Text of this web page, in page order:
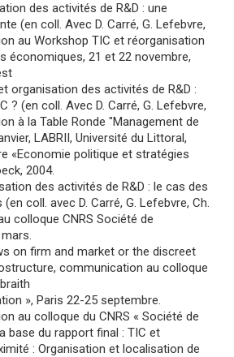
des activités de R&D : une
(en coll. Avec D. Carré, G. Lefebvre,
au Workshop TIC et réorganisation
économiques, 21 et 22 novembre,
organisation des activités de R&D :
? (en coll. Avec D. Carré, G. Lefebvre,
à la Table Ronde "Management de
LABRII, Université du Littoral,
«Economie politique et stratégies
2004.
des activités de R&D : le cas des
coll. avec D. Carré, G. Lefebvre, Ch.
colloque CNRS Société de
on firm and market or the discreet
communication au colloque
», Paris 22-25 septembre.
au colloque du CNRS « Société de
base du rapport final : TIC et
: Organisation et localisation de